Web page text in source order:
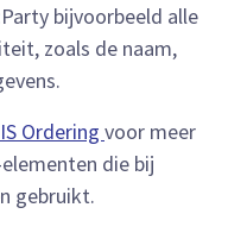
bijvoorbeeld alle
zoals de naam,
Ordering voor meer
die bij
gebruikt.